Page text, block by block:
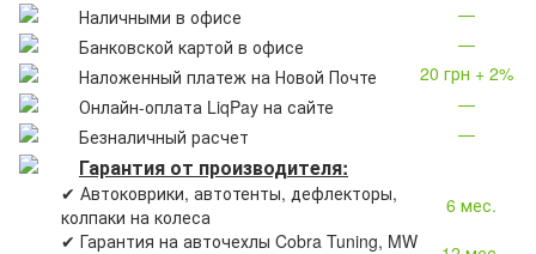
Наличными в офисе
—
Банковской картой в офисе
—
Наложенный платеж на Новой Почте
20 грн + 2%
Онлайн-оплата LiqPay на сайте
—
Безналичный расчет
—
Гарантия от производителя:
✔ Автоковрики, автотенты, дефлекторы,
колпаки на колеса
6 мес.
✔ Гарантия на авточехлы Cobra Tuning, MW